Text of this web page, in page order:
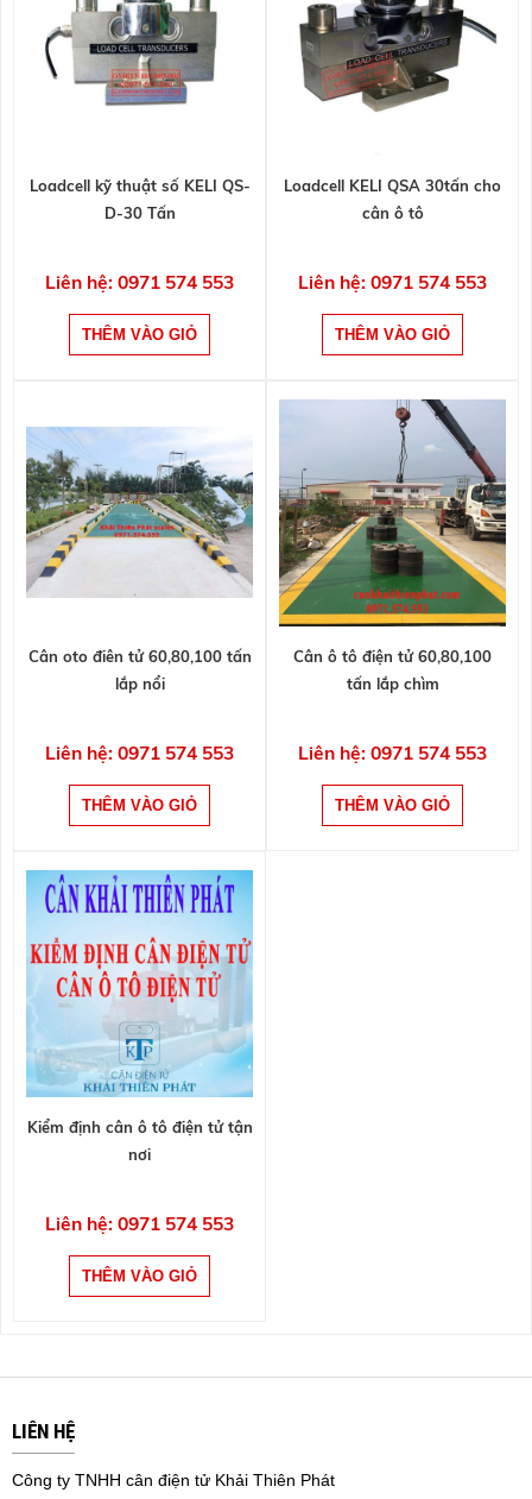
Loadcell kỹ thuật số KELI QS-
D-30 Tấn
Liên hệ: 0971 574 553
Loadcell KELI QSA 30tấn cho
cân ô tô
Liên hệ: 0971 574 553
Cân oto điên tử 60,80,100 tấn
lắp nổi
Liên hệ: 0971 574 553
Cân ô tô điện tử 60,80,100
tấn lắp chìm
Liên hệ: 0971 574 553
Kiểm định cân ô tô điện tử tận
nơi
Liên hệ: 0971 574 553
LIÊN HỆ
Công ty TNHH cân điện tử Khải Thiên Phát